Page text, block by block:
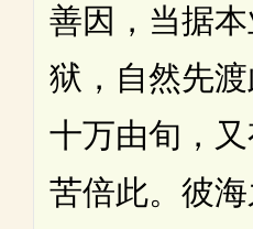
善因，当据
狱，自然先
十万由旬，
苦倍此。彼